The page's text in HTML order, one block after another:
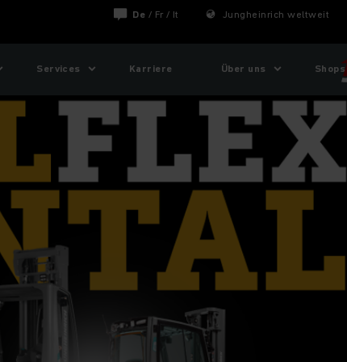
De / Fr / It Jungheinrich weltweit
Services Karriere Über uns Shops